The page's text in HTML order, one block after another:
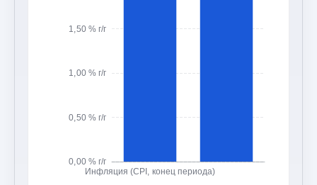
0,00 % г/г
0,50 % г/г
1,00 % г/г
1,50 % г/г
Инфляция (CPI, конец периода)